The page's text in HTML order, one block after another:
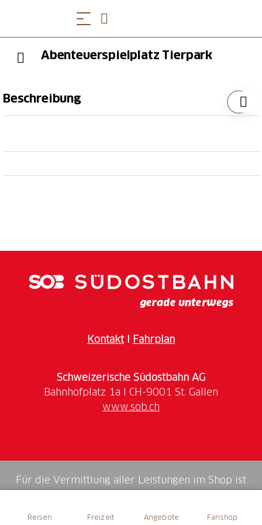
Reisen Freizeit Angebote Fanshop
Abenteuerspielplatz Tierpark
Beschreibung
KontaktI Fahrplan
Schweizerische Südostbahn AG
www.sob.ch
Für die Vermittlung aller Leistungen im Shop ist